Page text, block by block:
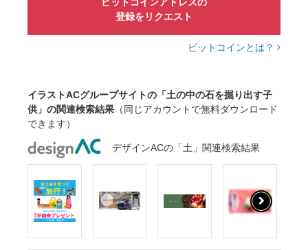
ビットコインアドレスの
登録をリクエスト
ビットコインとは？
イラストACグループサイトの「土の中の石を掘り出す子
供」の関連検索結果 （同じアカウントで無料ダウンロード
できます）
デザインACの「土」関連検索結果